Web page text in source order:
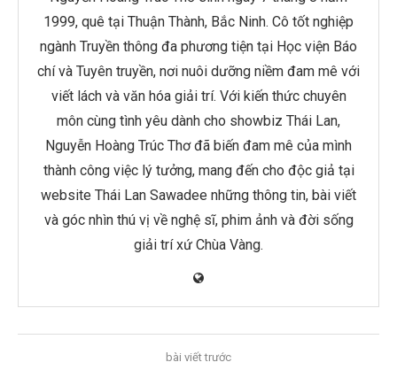
1999, quê tại Thuận Thành, Bắc Ninh. Cô tốt nghiệp
ngành Truyền thông đa phương tiện tại Học viện Báo
chí và Tuyên truyền, nơi nuôi dưỡng niềm đam mê với
viết lách và văn hóa giải trí. Với kiến thức chuyên
môn cùng tình yêu dành cho showbiz Thái Lan,
Nguyễn Hoàng Trúc Thơ đã biến đam mê của mình
thành công việc lý tưởng, mang đến cho độc giả tại
website Thái Lan Sawadee những thông tin, bài viết
và góc nhìn thú vị về nghệ sĩ, phim ảnh và đời sống
giải trí xứ Chùa Vàng.
bài viết trước